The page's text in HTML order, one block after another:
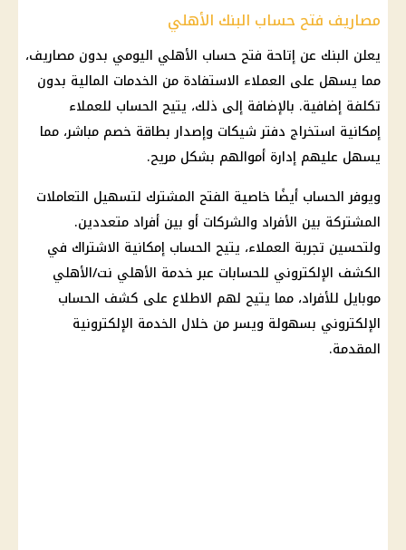
مصاريف فتح حساب البنك الأهلي
يعلن البنك عن إتاحة فتح حساب الأهلي اليومي بدون مصاريف،
مما يسهل على العملاء الاستفادة من الخدمات المالية بدون
تكلفة إضافية. بالإضافة إلى ذلك، يتيح الحساب للعملاء
إمكانية استخراج دفتر شيكات وإصدار بطاقة خصم مباشر، مما
يسهل عليهم إدارة أموالهم بشكل مريح.
ويوفرالحساب أيضًا خاصية الفتح المشترك لتسهيل التعاملات
المشتركة بين الأفراد والشركات أو بين أفراد متعددين.
ولتحسين تجربة العملاء، يتيح الحساب إمكانية الاشتراك في
الكشف الإلكتروني للحسابات عبر خدمة الأهلي نت/الأهلي
موبايل للأفراد، مما يتيح لهم الاطلاع على كشف الحساب
الإلكتروني بسهولة ويسر من خلال الخدمة الإلكترونية
المقدمة.